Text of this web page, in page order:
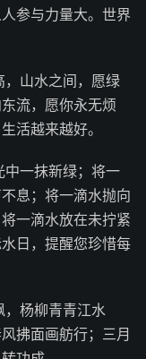
参与力量大。世界
山水之间，愿绿
流，愿你永无烦
活越来越好。
一抹新绿；将一
息；将一滴水抛向
一滴水放在未拧紧
日，提醒您珍惜每
杨柳青青江水
拂面画舫行；三月